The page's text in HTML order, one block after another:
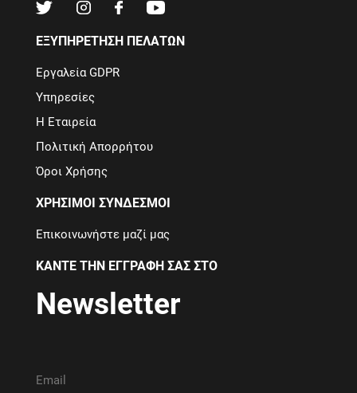
ΕΞΥΠΗΡΈΤΗΣΗ ΠΕΛΑΤΏΝ
Εργαλεία GDPR
Υπηρεσίες
Η Εταιρεία
Πολιτική Απορρήτου
Όροι Χρήσης
ΧΡΉΣΙΜΟΙ ΣΎΝΔΕΣΜΟΙ
Επικοινωνήστε μαζί μας
ΚΆΝΤΕ ΤΗΝ ΕΓΓΡΑΦΉ ΣΑΣ ΣΤΟ
Newsletter